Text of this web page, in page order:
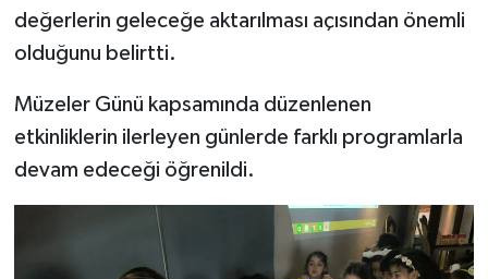
değerlerin geleceğe aktarılması açısından önemli
olduğunu belirtti.
Müzeler Günü kapsamında düzenlenen
etkinliklerin ilerleyen günlerde farklı programlarla
devam edeceği öğrenildi.